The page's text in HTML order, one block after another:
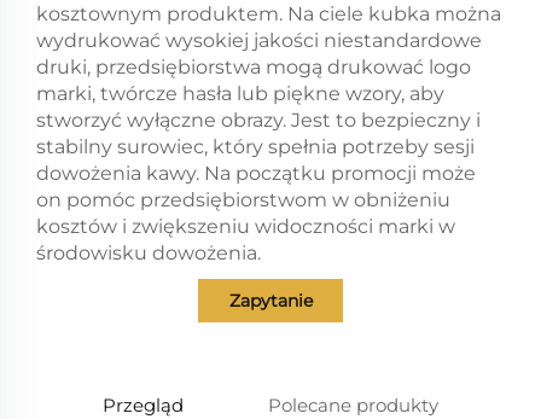
kosztownym produktem. Na ciele kubka można
wydrukować wysokiej jakości niestandardowe
druki, przedsiębiorstwa mogą drukować logo
marki, twórcze hasła lub piękne wzory, aby
stworzyć wyłączne obrazy. Jest to bezpieczny i
stabilny surowiec, który spełnia potrzeby sesji
dowożenia kawy. Na początku promocji może
on pomóc przedsiębiorstwom w obniżeniu
kosztów i zwiększeniu widoczności marki w
środowisku dowożenia.
Zapytanie
Przegląd Polecane produkty